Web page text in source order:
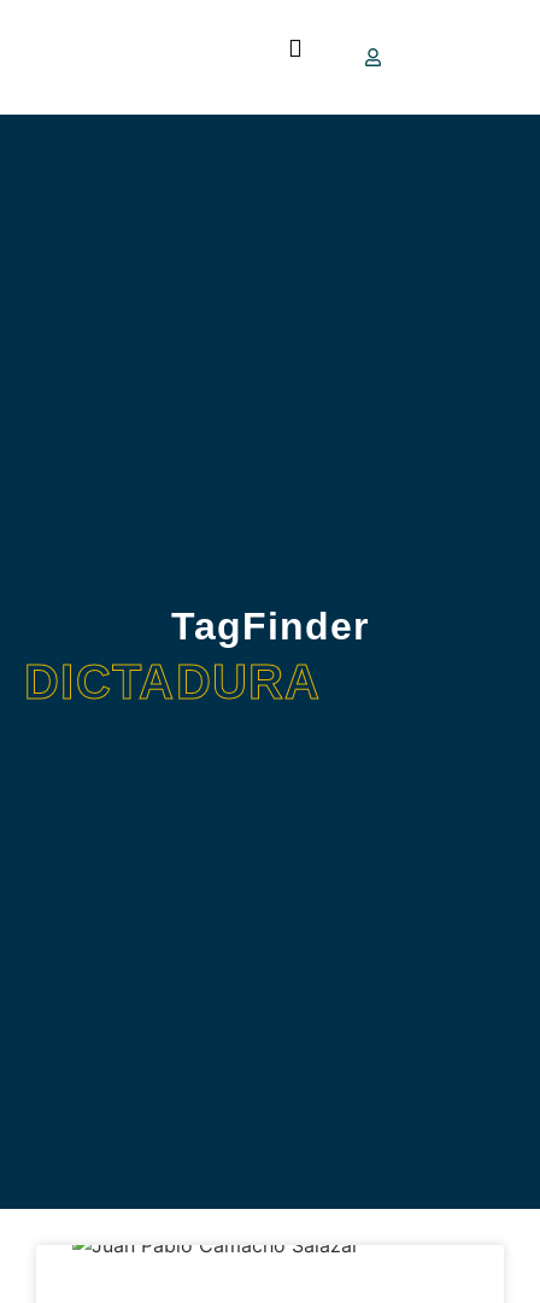
DICTADURA
TagFinder